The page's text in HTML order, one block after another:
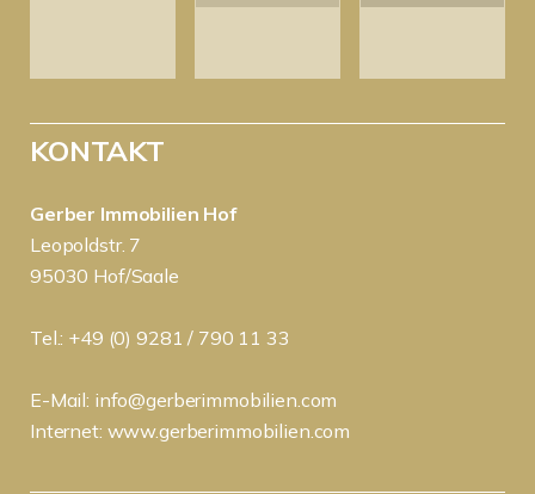
KONTAKT
Gerber Immobilien Hof
Leopoldstr. 7
95030 Hof/Saale
Tel.: +49 (0) 9281 / 790 11 33
E-Mail: info@gerberimmobilien.com
Internet: www.gerberimmobilien.com